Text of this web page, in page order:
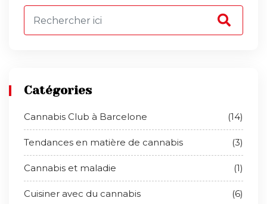
Catégories
Cannabis Club à Barcelone (14)
Tendances en matière de cannabis (3)
Cannabis et maladie (1)
Cuisiner avec du cannabis (6)